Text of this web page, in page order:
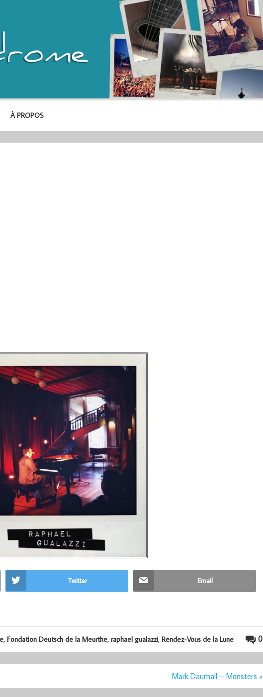
À PROPOS
Twitter Email
0
, Fondation Deutsch de la Meurthe, raphael gualazzi, Rendez-Vous de la Lune
Mark Daumail – Monsters »